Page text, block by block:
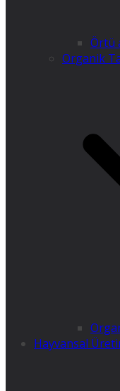
Örtü
Organik
Hayvansal